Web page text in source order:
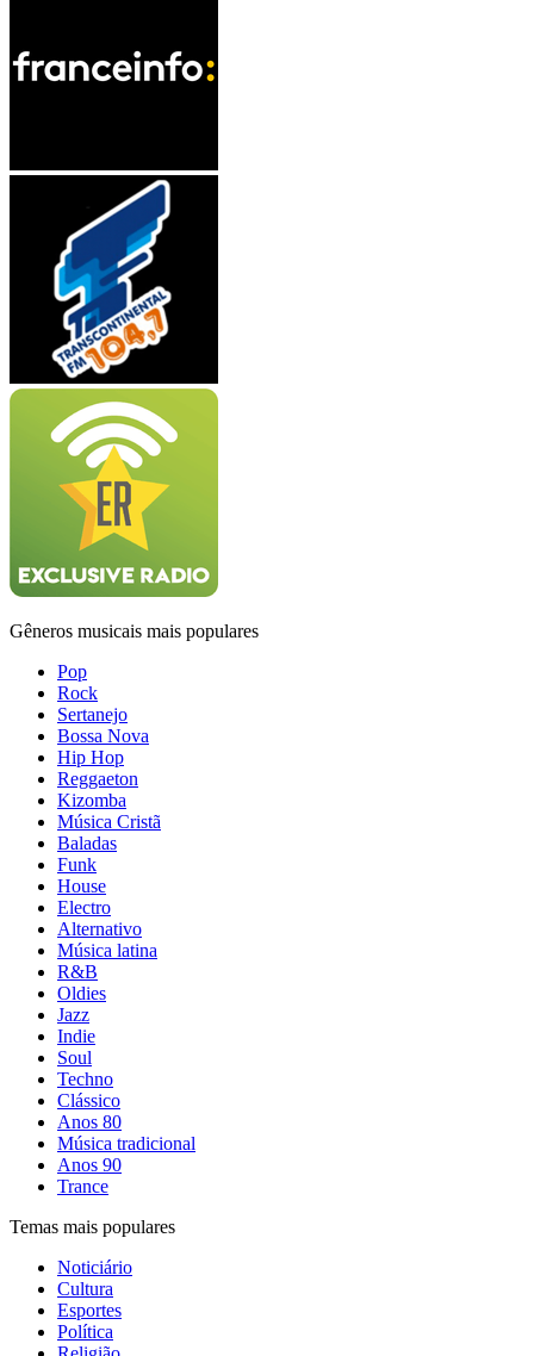
Gêneros musicais mais populares
Pop
Rock
Sertanejo
Bossa Nova
Hip Hop
Reggaeton
Kizomba
Música Cristã
Baladas
Funk
House
Electro
Alternativo
Música latina
R&B
Oldies
Jazz
Indie
Soul
Techno
Clássico
Anos 80
Música tradicional
Anos 90
Trance
Temas mais populares
Noticiário
Cultura
Esportes
Política